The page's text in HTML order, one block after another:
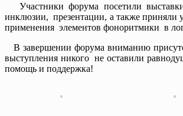
Участники форума посетили
инклюзии, презентации, а также приняли
применения элементов фоноритмики в
В завершении форума вниманию
выступления никого не оставили
помощь и поддержка!